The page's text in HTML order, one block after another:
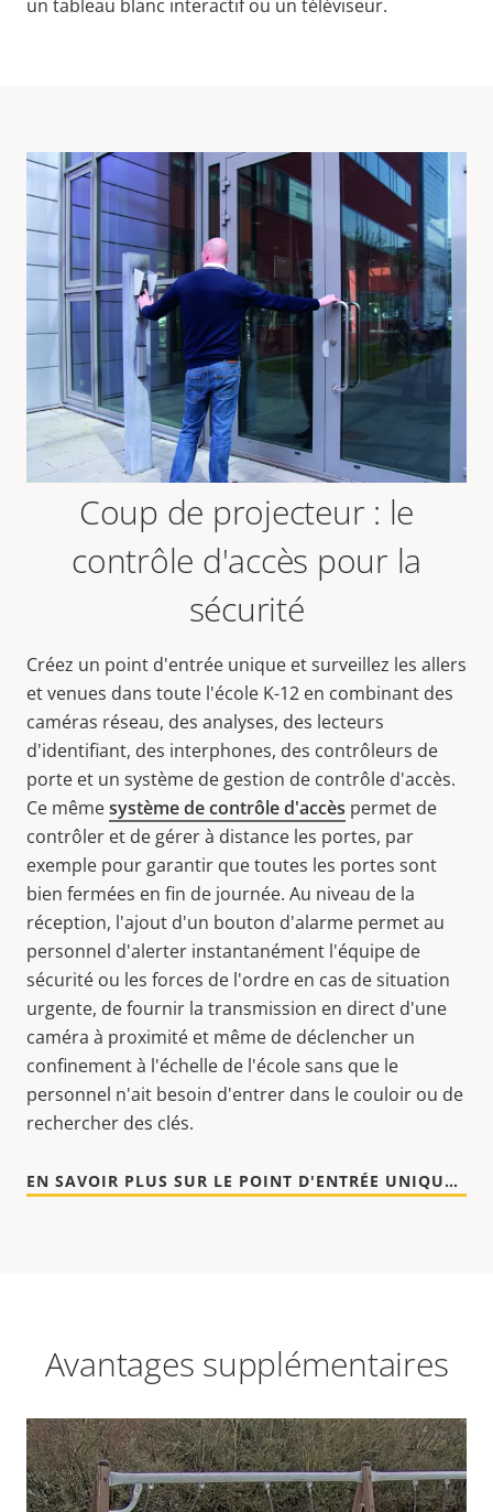
un tableau blanc interactif ou un téléviseur.
Coup de projecteur : le
contrôle d'accès pour la
sécurité
Créez un point d'entrée unique et surveillez les allers
et venues dans toute l'école K-12 en combinant des
caméras réseau, des analyses, des lecteurs
d'identifiant, des interphones, des contrôleurs de
porte et un système de gestion de contrôle d'accès.
Ce mêmesystème de contrôle d'accès permet de
contrôler et de gérer à distance les portes, par
exemple pour garantir que toutes les portes sont
bien fermées en fin de journée. Au niveau de la
réception, l'ajout d'un bouton d'alarme permet au
personnel d'alerter instantanément l'équipe de
sécurité ou les forces de l'ordre en cas de situation
urgente, de fournir la transmission en direct d'une
caméra à proximité et même de déclencher un
confinement à l'échelle de l'école sans que le
personnel n'ait besoin d'entrer dans le couloir ou de
rechercher des clés.
EN SAVOIR PLUS SUR LE POINT D'ENTRÉE UNIQUE [EN]
Avantages supplémentaires